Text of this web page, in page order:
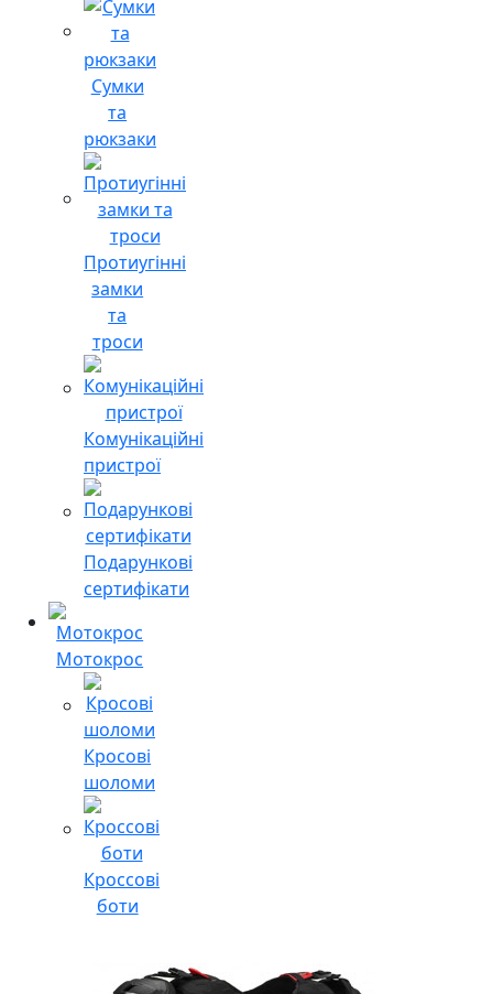
Сумки
та
рюкзаки
Протиугінні
замки
та
троси
Комунікаційні
пристрої
Подарункові
сертифікати
Мотокрос
Кросові
шоломи
Кроссові
боти